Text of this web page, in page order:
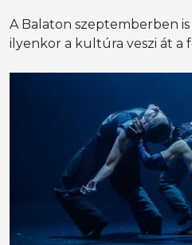
A Balaton szeptemberben
ilyenkor a kultúra veszi át a